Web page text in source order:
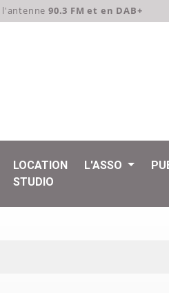
l'antenne 90.3 FM et en DAB+
LOCATION
STUDIO
L'ASSO